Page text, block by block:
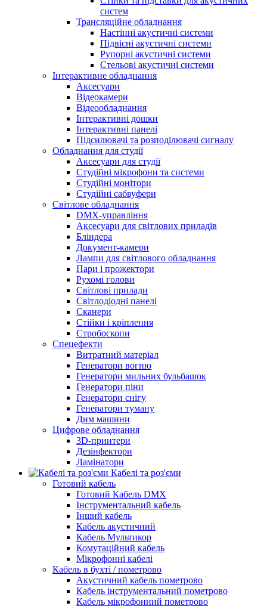
систем
Трансляційне обладнання
Настінні акустичні системи
Підвісні акустичні системи
Рупорні акустичні системи
Стельові акустичні системи
Інтерактивне обладнання
Аксесуари
Відеокамери
Відеообладнання
Інтерактивні дошки
Інтерактивні панелі
Підсилювачі та розподілювачі сигналу
Обладнання для студії
Аксесуари для студії
Студійні мікрофони та системи
Студійні монітори
Студійні сабвуфери
Світлове обладнання
DMX-управління
Аксесуари для світлових приладів
Бліндера
Документ-камери
Лампи для світлового обладнання
Пари і прожектори
Рухомі голови
Світлові прилади
Світлодіодні панелі
Сканери
Стійки і кріплення
Стробоскопи
Спецефекти
Витратний матеріал
Генератори вогню
Генератори мильних бульбашок
Генератори піни
Генератори снігу
Генератори туману
Дим машини
Цифрове обладнання
3D-принтери
Дезінфектори
Ламінатори
Кабелі та роз'єми
Готовий кабель
Готовий Кабель DMX
Інструментальний кабель
Інший кабель
Кабель акустичний
Кабель Мультикор
Комутаційний кабель
Мікрофонні кабелі
Кабель в бухті / пометрово
Акустичний кабель пометрово
Кабель інструментальний пометрово
Кабель мікрофонний пометрово